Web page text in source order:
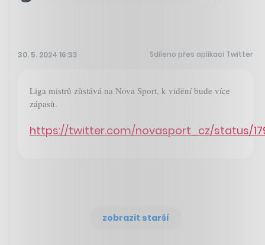
30. 5. 2024 16:33 Sdíleno přes aplikaci Twitter
Liga mistrů zůstává na Nova Sport, k vidění bude více
zápasů.
https://twitter.com/novasport_cz/status/
zobrazit starší